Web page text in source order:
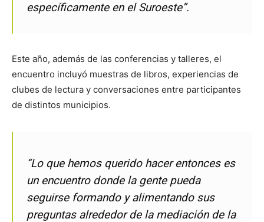
específicamente en el Suroeste”.
Este año, además de las conferencias y talleres, el
encuentro incluyó muestras de libros, experiencias de
clubes de lectura y conversaciones entre participantes
de distintos municipios.
“Lo que hemos querido hacer entonces es
un encuentro donde la gente pueda
seguirse formando y alimentando sus
preguntas alrededor de la mediación de la